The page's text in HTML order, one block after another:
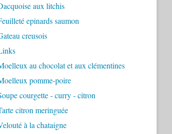
aux litchis
epinards saumon
creusois
au chocolat et aux clémentines
pomme-poire
courgette - curry - citron
citron meringuée
à la chataigne